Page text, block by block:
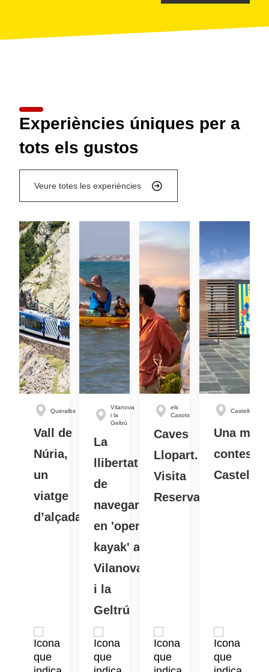
Experiències úniques per a
tots els gustos
Veure totes les experiències
Queralbs
Vall de
Núria,
un
viatge
d’alçada
Vilanova
i la
Geltrú
La
llibertat
de
navegar
en 'open
kayak' a
Vilanova
i la
Geltrú
els
Casots
Caves
Llopart.
Visita
Reserva
Castelldefels
Una mar
contes a